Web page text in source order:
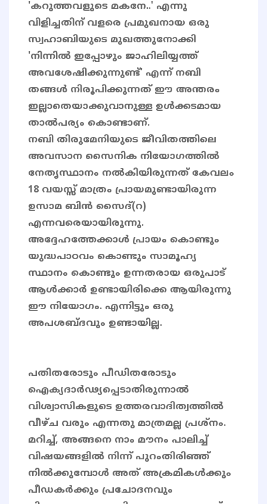
'കറുത്തവളുടെ മകനേ..' എന്നു
വിളിച്ചതിന് വളരെ പ്രമുഖനായ ഒരു
സ്വഹാബിയുടെ മുഖത്തുനോക്കി
'നിന്നിൽ ഇപ്പോഴും ജാഹിലിയ്യത്ത്
അവശേഷിക്കുന്നുണ്ട്' എന്ന് നബി
തങ്ങൾ നിരൂപിക്കുന്നത് ഈ അന്തരം
ഇല്ലാതെയാക്കുവാനുള്ള ഉൾക്കടമായ
താൽപര്യം കൊണ്ടാണ്.
നബി തിരുമേനിയുടെ ജീവിതത്തിലെ
അവസാന സൈനിക നിയോഗത്തിൽ
നേതൃസ്ഥാനം നൽകിയിരുന്നത് കേവലം
18 വയസ്സ് മാത്രം പ്രായമുണ്ടായിരുന്ന
ഉസാമ ബിൻ സൈദ്(റ)
എന്നവരെയായിരുന്നു.
അദ്ദേഹത്തേക്കാൾ പ്രായം കൊണ്ടും
യുദ്ധപാഠവം കൊണ്ടും സാമൂഹ്യ
സ്ഥാനം കൊണ്ടും ഉന്നതരായ ഒരുപാട്
ആൾക്കാർ ഉണ്ടായിരിക്കെ ആയിരുന്നു
ഈ നിയോഗം. എന്നിട്ടും ഒരു
അപശബ്ദവും ഉണ്ടായില്ല.
പതിതരോടും പീഡിതരോടും
ഐക്യദാർഢ്യപ്പെടാതിരുന്നാൽ
വിശ്വാസികളുടെ ഉത്തരവാദിത്വത്തിൽ
വീഴ്ച വരും എന്നതു മാത്രമല്ല പ്രശ്നം.
മറിച്ച്, അങ്ങനെ നാം മൗനം പാലിച്ച്
വിഷയങ്ങളിൽ നിന്ന് പുറംതിരിഞ്ഞ്
നിൽക്കുമ്പോൾ അത് അക്രമികൾക്കും
പീഡകർക്കും പ്രചോദനവും